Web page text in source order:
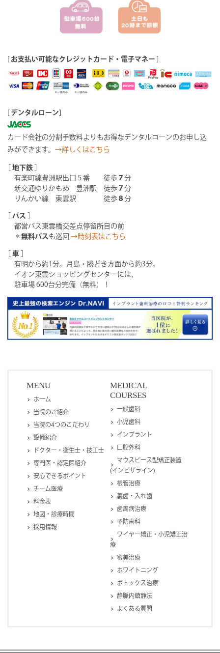
お支払い可能なクレジットカード・電子マネー
デンタルローン]
カード会社の分割手数料よりもお得なデンタルローンのお申し込
みができます。 →詳しくはこちら
地下鉄
有楽町線豊洲駅出口５番 徒歩 ７ 分
新交通ゆりかもめ 豊洲駅 徒歩 ７ 分
りんかい線 東雲駅 徒歩 ８ 分
バス
都営バス東雲橋交差点停留所目の前
＊ 無料バス も巡回 →時刻表はこちら
車
有明から約1分。月島・勝どき方面から約3分。
イオン東雲ショッピングセンターには、
駐車場 600台分完備（無料）！
MENU
ホーム
当院のご紹介
当院の4つのこだわり
設備紹介
ドクター・衛生士・技工士
専門医・認定医紹介
安心できるポイント
チーム医療
料金表
地図・診療時間
採用情報
MEDICAL
COURSES
一般歯科
小児歯科
インプラント
口腔外科
マウスピース型矯正装置
(インビザライン)
根管治療
義歯・入れ歯
歯周病治療
予防歯科
ワイヤー矯正・小児矯正治
療
審美治療
ホワイトニング
ボトックス治療
静脈内鎮静法
よくある質問